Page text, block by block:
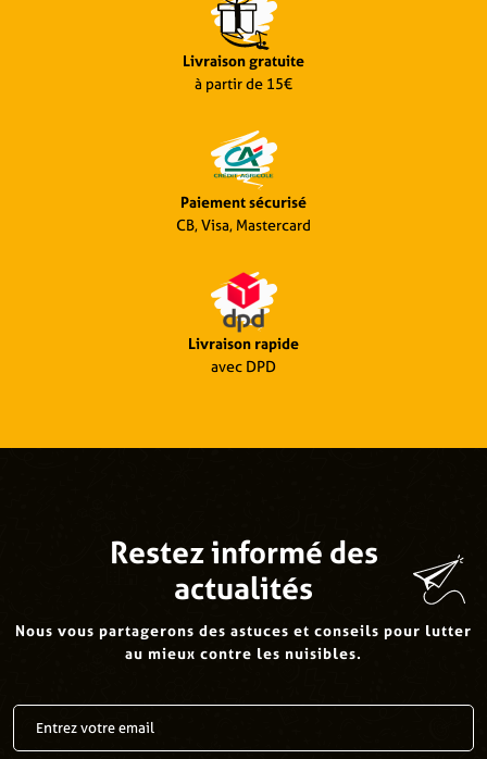
Livraison gratuite
à partir de 15€
Paiement sécurisé
CB, Visa, Mastercard
Livraison rapide
avec DPD
Restez informé des
actualités
Nous vous partagerons des astuces et conseils pour lutter
au mieux contre les nuisibles.